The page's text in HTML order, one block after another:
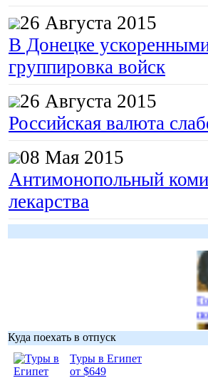
26 Августа 2015
В Донецке
группировка войск
26 Августа 2015
Российская валюта
08 Мая 2015
Антимонопольный
лекарства
Куда поехать в отпуск
Туры в Египет
от $649